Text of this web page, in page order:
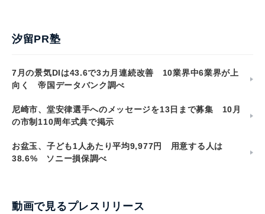
汐留PR塾
7月の景気DIは43.6で3カ月連続改善 10業界中6業界が上
向く 帝国データバンク調べ
尼崎市、堂安律選手へのメッセージを13日まで募集 10月
の市制110周年式典で掲示
お盆玉、子ども1人あたり平均9,977円 用意する人は
38.6% ソニー損保調べ
動画で見るプレスリリース